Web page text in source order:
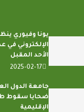
يونا وفيوري
الإلكتروني في
الأحد المقبل
2025-02-17
جامعة الدول
ضحايا سقوط
الإقليمية